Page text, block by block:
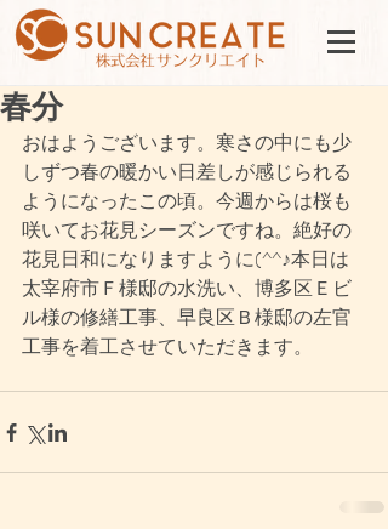
春分
おはようございます。寒さの中にも少
しずつ春の暖かい日差しが感じられる
ようになったこの頃。今週からは桜も
咲いてお花見シーズンですね。絶好の
花見日和になりますように(^^♪本日は
太宰府市Ｆ様邸の水洗い、博多区Ｅビ
ル様の修繕工事、早良区Ｂ様邸の左官
工事を着工させていただきます。